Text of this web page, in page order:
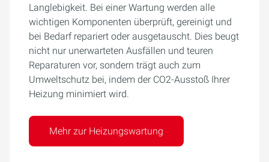
Langlebigkeit. Bei einer Wartung werden alle
wichtigen Komponenten überprüft, gereinigt und
bei Bedarf repariert oder ausgetauscht. Dies beugt
nicht nur unerwarteten Ausfällen und teuren
Reparaturen vor, sondern trägt auch zum
Umweltschutz bei, indem der CO2-Ausstoß Ihrer
Heizung minimiert wird.
Mehr zur Heizungswartung